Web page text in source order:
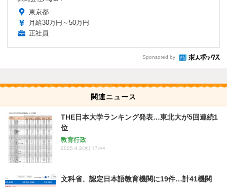
東京都
月給30万円～50万円
正社員
Sponsored by
関連ニュース
THE日本大学ランキング発表…東北大が5回連続1
位
教育行政
2025.4.3(木) 17:44
文科省、認定日本語教育機関に19件…計41機関